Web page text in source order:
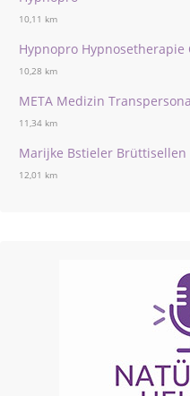
10,11 km
Hypnopro Hypnosetherapie
10,28 km
META Medizin
11,34 km
Marijke Bstieler Brüttisellen
12,01 km